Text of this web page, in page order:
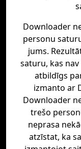
Downloader
personu
jums.
saturu, kas nav
atbildīgs
izmanto ar
Downloader
trešo
neprasa
atzīstat, ka